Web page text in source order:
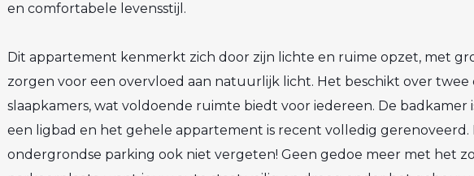
en comfortabele levensstijl.
Dit appartement kenmerkt zich door zijn lichte en ruime opzet, met
zorgen voor een overvloed aan natuurlijk licht. Het beschikt over
slaapkamers, wat voldoende ruimte biedt voor iedereen. De badkamer
een ligbad en het gehele appartement is recent volledig gerenoveerd.
ondergrondse parking ook niet vergeten! Geen gedoe meer met het